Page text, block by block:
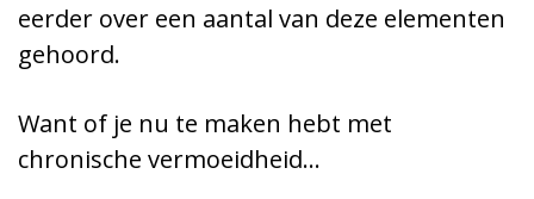
eerder over een aantal van deze elementen
gehoord.
Want of je nu te maken hebt met
chronische vermoeidheid…